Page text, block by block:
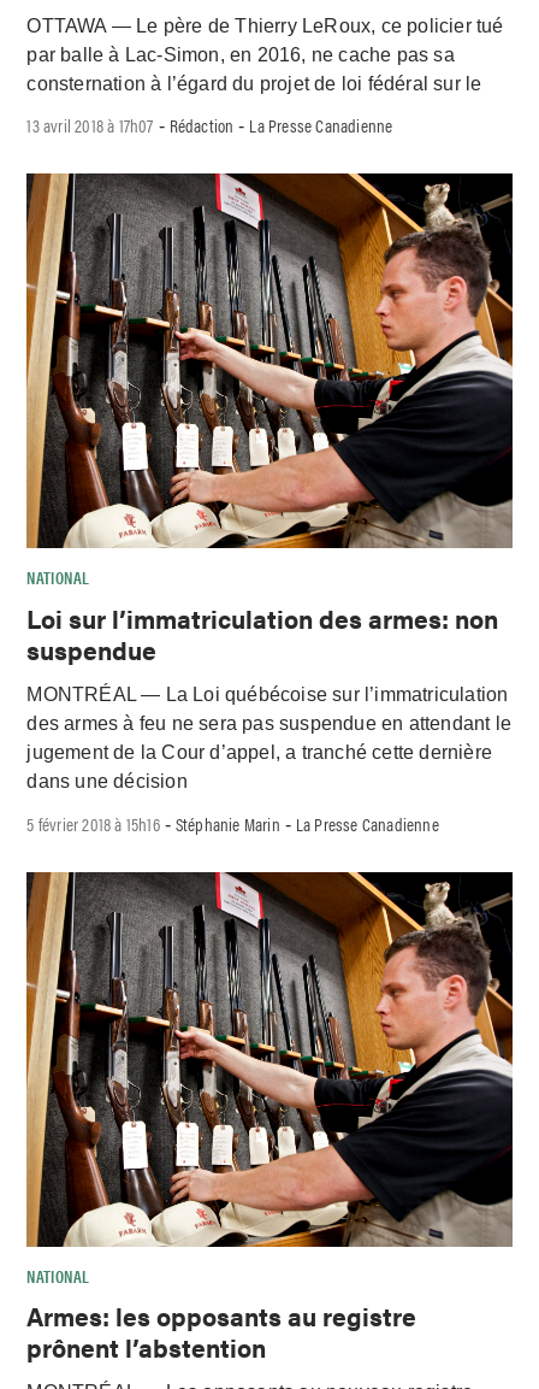
OTTAWA — Le père de Thierry LeRoux, ce policier tué
par balle à Lac-Simon, en 2016, ne cache pas sa
consternation à l’égard du projet de loi fédéral sur le
13 avril 2018 à 17h07 - Rédaction - La Presse Canadienne
NATIONAL
Loi sur l’immatriculation des armes: non
suspendue
MONTRÉAL — La Loi québécoise sur l’immatriculation
des armes à feu ne sera pas suspendue en attendant le
jugement de la Cour d’appel, a tranché cette dernière
dans une décision
5 février 2018 à 15h16- Stéphanie Marin - La Presse Canadienne
NATIONAL
Armes: les opposants au registre
prônent l’abstention